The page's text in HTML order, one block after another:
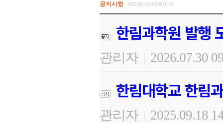
공지사항 452개(16/45페이지)
한림과학원 발행
관리자 | 2026.07.30
한림대학교 한림
관리자 | 2025.09.18